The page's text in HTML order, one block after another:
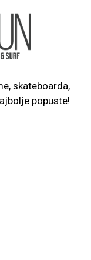
skateboarda,
popuste!